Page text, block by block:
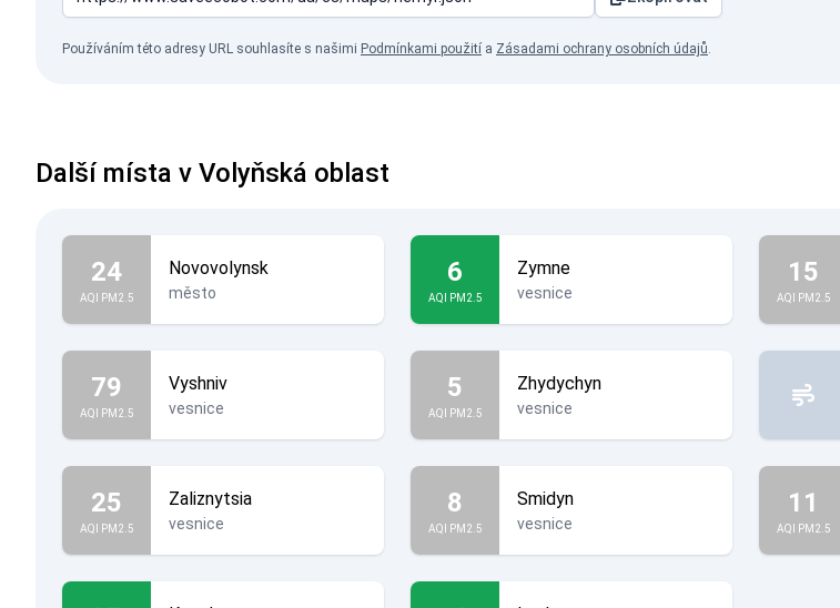
Používáním této adresy URL souhlasíte s našimi Podmínkami použití a Zásadami ochrany osobních údajů.
Další místa v Volyňská oblast
24
AQI PM2.5
Novovolynsk
město
6
AQI PM2.5
Zymne
vesnice
15
AQI PM2.5
79
AQI PM2.5
Vyshniv
vesnice
5
AQI PM2.5
Zhydychyn
vesnice
25
AQI PM2.5
Zaliznytsia
vesnice
8
AQI PM2.5
Smidyn
vesnice
11
AQI PM2.5